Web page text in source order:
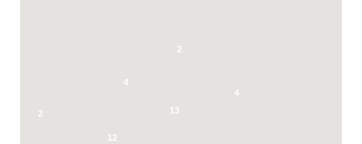
13
12
2
4
2
4